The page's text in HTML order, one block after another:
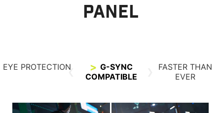
PANEL
EYE PROTECTION
G-SYNC
COMPATIBLE
FASTER THAN
EVER
Conventional LCD QD-OLED